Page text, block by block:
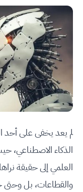
لم يعد يخفى على أحد
الذكاء الاصطناعي،
العلمي إلى حقيقة
والقطاعات، بل وحتى